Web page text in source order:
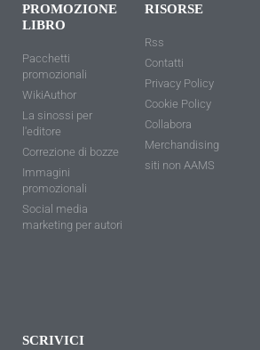
PROMOZIONE
LIBRO
Pacchetti
promozionali
WikiAuthor
La sinossi per
l'editore
Correzione di bozze
Immagini
promozionali
Social media
marketing per autori
RISORSE
Rss
Contatti
Privacy Policy
Cookie Policy
Collabora
Merchandising
siti non AAMS
SCRIVICI